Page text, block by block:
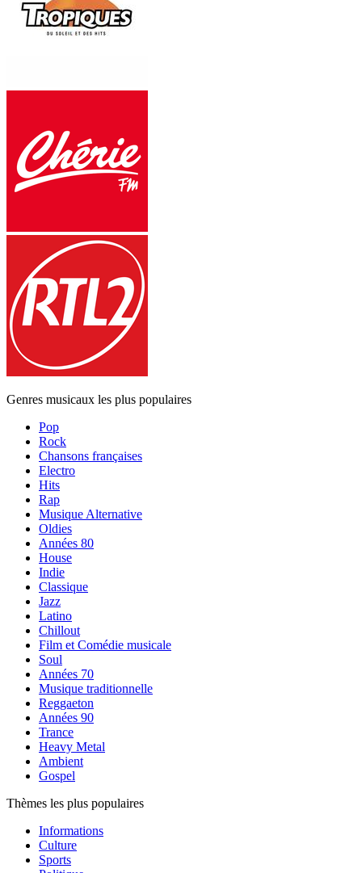
Genres musicaux les plus populaires
Pop
Rock
Chansons françaises
Electro
Hits
Rap
Musique Alternative
Oldies
Années 80
House
Indie
Classique
Jazz
Latino
Chillout
Film et Comédie musicale
Soul
Années 70
Musique traditionnelle
Reggaeton
Années 90
Trance
Heavy Metal
Ambient
Gospel
Thèmes les plus populaires
Informations
Culture
Sports